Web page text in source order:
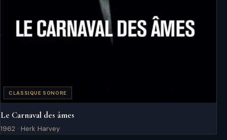
CLASSIQUE SONORE
Le Carnaval des âmes
1962 · Herk Harvey